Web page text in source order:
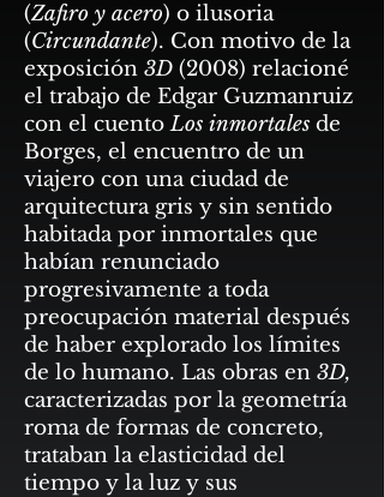
(Zafiro y acero) o ilusoria
(Circundante). Con motivo de la
exposición 3D (2008) relacioné
el trabajo de Edgar Guzmanruiz
con el cuentoLos inmortales de
Borges, el encuentro de un
viajero con una ciudad de
arquitectura gris y sin sentido
habitada por inmortales que
habían renunciado
progresivamente a toda
preocupación material después
de haber explorado los límites
de lo humano. Las obras en 3D,
caracterizadas por la geometría
roma de formas de concreto,
trataban la elasticidad del
tiempo y la luz y sus